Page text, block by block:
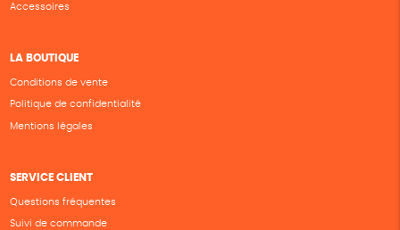
Accessoires
LA BOUTIQUE
Conditions de vente
Politique de confidentialité
Mentions légales
SERVICE CLIENT
Questions fréquentes
Suivi de commande